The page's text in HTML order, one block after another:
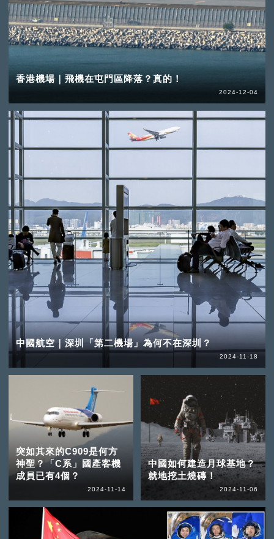
香港機場｜飛機在屯門區降落？真的！
2024-12-04
中國航空｜深圳「第二機場」為何不在深圳？
2024-11-18
突如其來的C909是何方
神聖？「C系」國產客機
成員已有4個？
2024-11-14
中國如何建造月球基地？
就地挖土燒磚！
2024-11-06